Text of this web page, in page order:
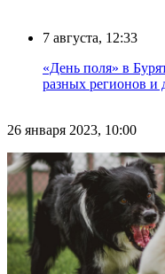
7 августа, 12:33
«День поля» в
разных регионов и
26 января 2023, 10:00